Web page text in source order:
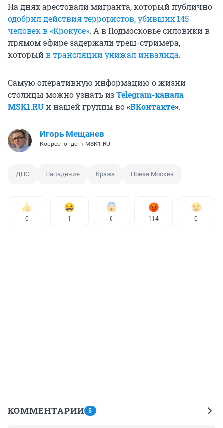
На днях арестовали мигранта, который публично
одобрил действия террористов, убивших 145
человек в «Крокусе». А в Подмосковье силовики в
прямом эфире задержали треш-стримера,
которыйв трансляции унижал инвалида.
Самую оперативную информацию о жизни
столицы можно узнать изTelegram-канала
MSK1.RUи нашей группы во«ВКонтакте».
Игорь Мещанев
Корреспондент MSK1.RU
ДПС Нападение Кража Новая Москва
0 1 0 114 0
КОММЕНТАРИИ 5